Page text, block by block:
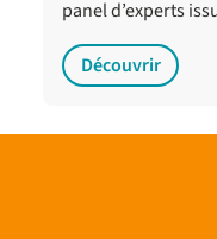
panel d’experts
Découvrir